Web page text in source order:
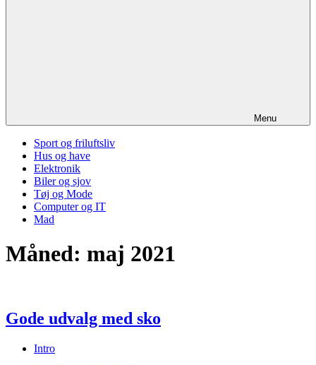
Menu
Sport og friluftsliv
Hus og have
Elektronik
Biler og sjov
Tøj og Mode
Computer og IT
Mad
Måned: maj 2021
Gode udvalg med sko
Intro